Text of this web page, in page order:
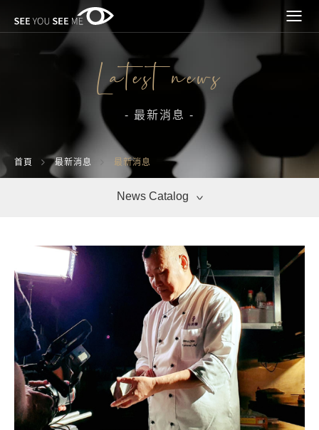
Latest news
- 最新消息 -
首頁 最新消息 最新消息
News Catalog
最新消息
媒體報導